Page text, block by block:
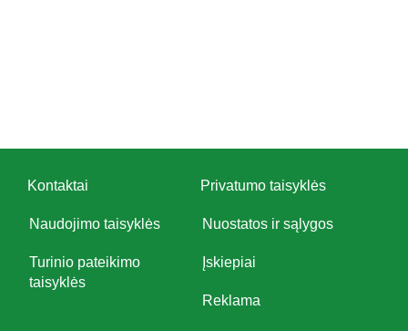
Kontaktai Privatumo taisyklės
Naudojimo taisyklės Nuostatos ir sąlygos
Turinio pateikimo
taisyklės
Įskiepiai
Reklama